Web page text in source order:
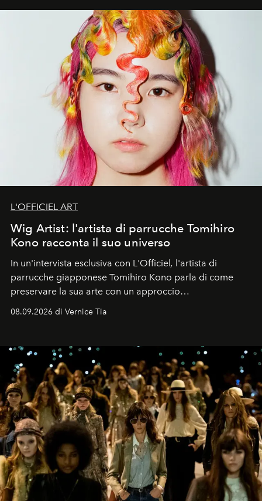
L'OFFICIEL ART
Wig Artist: l'artista di parrucche Tomihiro
Kono racconta il suo universo
In un'intervista esclusiva con L'Officiel, l'artista di
parrucche giapponese Tomihiro Kono parla di come
preservare la sua arte con un approccio
08.09.2026 di Vernice Tia